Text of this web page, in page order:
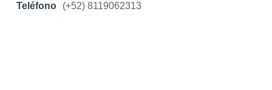
Teléfono (+52) 8119062313